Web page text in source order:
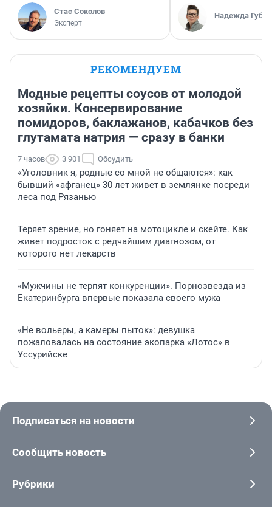
Стас Соколов
Эксперт
Надежда
РЕКОМЕНДУЕМ
Модные рецепты соусов от молодой
хозяйки. Консервирование
помидоров, баклажанов, кабачков без
глутамата натрия — сразу в банки
7 часов 3 901 Обсудить
«Уголовник я, родные со мной не общаются»: как
бывший «афганец» 30 лет живет в землянке посреди
леса под Рязанью
Теряет зрение, но гоняет на мотоцикле и скейте. Как
живет подросток с редчайшим диагнозом, от
которого нет лекарств
«Мужчины не терпят конкуренции». Порнозвезда из
Екатеринбурга впервые показала своего мужа
«Не вольеры, а камеры пыток»: девушка
пожаловалась на состояние экопарка «Лотос» в
Уссурийске
Подписаться на новости
Сообщить новость
Рубрики